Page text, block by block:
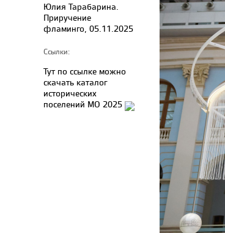
Юлия Тарабарина.
Приручение
фламинго, 05.11.2025
Ссылки:
Тут по ссылке можно
скачать каталог
исторических
поселений МО 2025